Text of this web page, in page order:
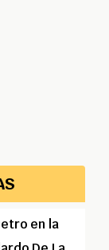
en la